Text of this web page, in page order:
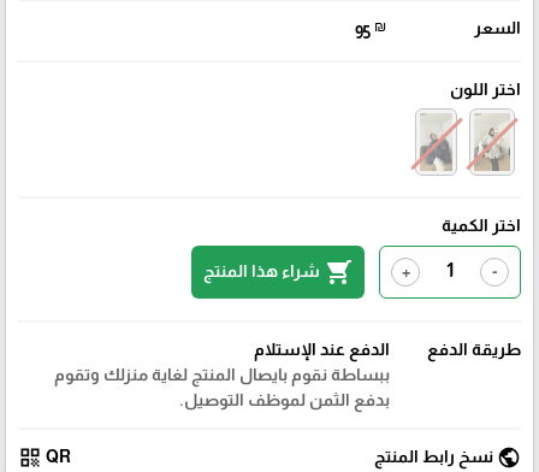
السعر 95 ₪
اختر اللون
اختر الكمية
-
+
shopping_cart شراء هذا المنتج
طريقة الدفع
الدفع عند الإستلام
ببساطة نقوم بايصال المنتج لغاية منزلك وتقوم
بدفع الثمن لموظف التوصيل.
public نسخ رابط المنتج QR
qr_code